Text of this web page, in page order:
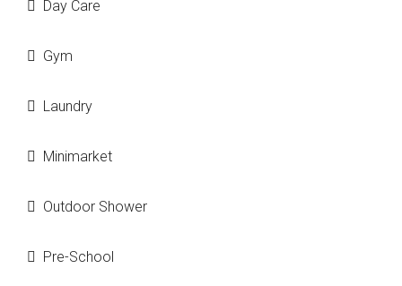
Day Care
Gym
Laundry
Minimarket
Outdoor Shower
Pre-School